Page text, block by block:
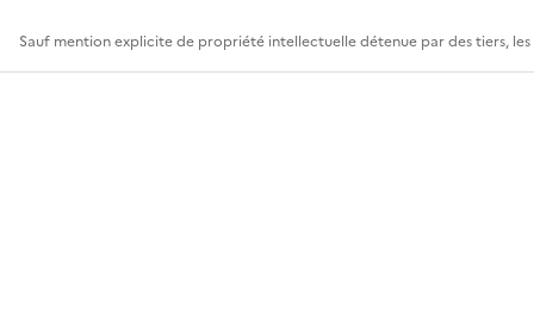
Sauf mention explicite de propriété intellectuelle détenue par des tiers,